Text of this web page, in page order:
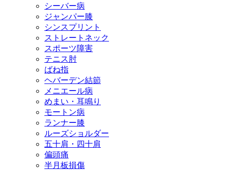
シーバー病
ジャンパー膝
シンスプリント
ストレートネック
スポーツ障害
テニス肘
ばね指
ヘバーデン結節
メニエール病
めまい・耳鳴り
モートン病
ランナー膝
ルーズショルダー
五十肩・四十肩
偏頭痛
半月板損傷